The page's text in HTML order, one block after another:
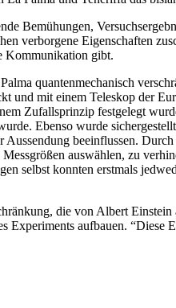
Bemühungen,
verborgene Eigenschaften
Kommunikation gibt.
quantenmechanisch
und mit einem Teleskop der
Zufallsprinzip festgelegt
Ebenso wurde
Aussendung beeinflussen.
auswählen, zu
selbst konnten erstmals
die von Albert
Experiments aufbauen.